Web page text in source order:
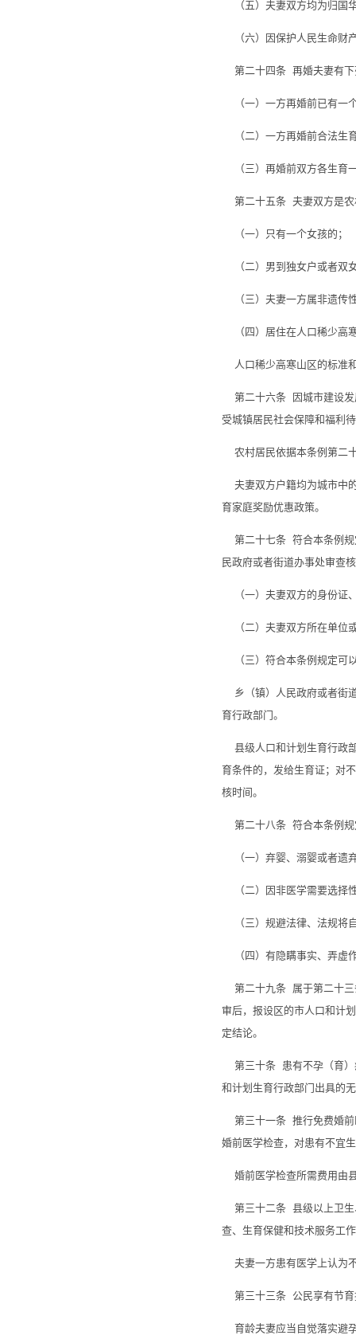
（五）夫妻双方均为归国
（六）因保护人民生命财
第二十四条 再婚夫妻有下
（一）一方再婚前已有一
（二）一方再婚前合法生
（三）再婚前双方各生育
第二十五条 夫妻双方是农
（一）只有一个女孩的；
（二）男到独女户或者双
（三）夫妻一方属非遗传
（四）居住在人口稀少高
人口稀少高寒山区的标准
第二十六条 因城市建设发
受城镇居民社会保障和福利
农村居民依据本条例第二
夫妻双方户籍均为城市中
育家庭奖励优惠政策。
第二十七条 符合本条例规
民政府或者街道办事处审查
（一）夫妻双方的身份证
（二）夫妻双方所在单位
（三）符合本条例规定可
乡（镇）人民政府或者街
育行政部门。
县级人口和计划生育行政
育条件的，发给生育证；对
核时间。
第二十八条 符合本条例规
（一）弃婴、溺婴或者遗
（二）因非医学需要选择
（三）规避法律、法规将
（四）有隐瞒事实、弄虚
第二十九条 属于第二十三
审后，报设区的市人口和计
定结论。
第三十条 患有不孕（育）
和计划生育行政部门出具的
第三十一条 推行免费婚前
婚前医学检查，对患有不宜
婚前医学检查所需费用由
第三十二条 县级以上卫生
查、生育保健和技术服务工
夫妻一方患有医学上认为
第三十三条 公民享有节育
育龄夫妻应当自觉落实避